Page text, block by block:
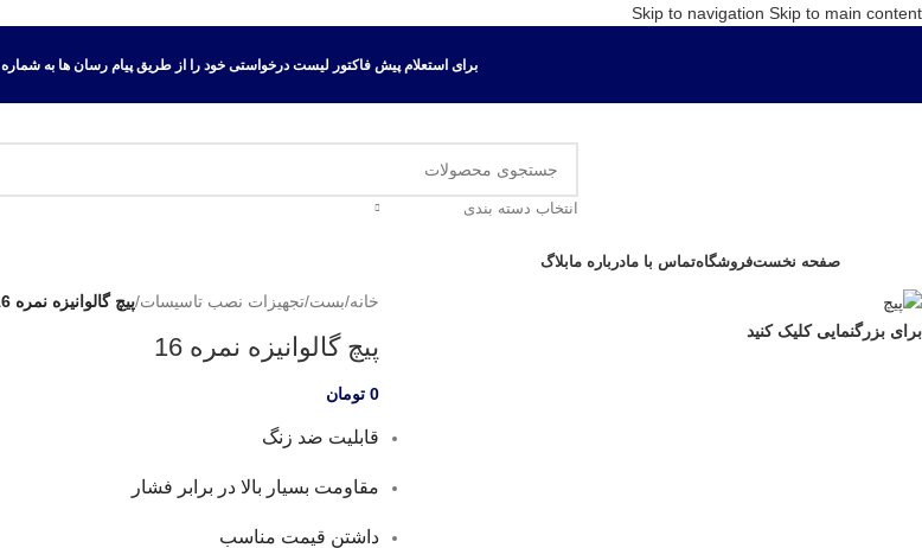
Skip to navigation Skip to main content
برای استعلام پیش فاکتور لیست درخواستی خود را از طریق پیام رسان ها به شماره ۰۹۰۲۴۱۱۱۹۳۰ ارسال نمایید.
انتخاب دسته بندی
صفحه نخستفروشگاهتماس با مادرباره مابلاگ
برای بزرگنمایی کلیک کنید
خانه/بست/تجهیزات نصب تاسیسات/پیچ گالوانیزه نمره 16
پیچ گالوانیزه نمره 16
0 تومان
قابلیت ضد زنگ
مقاومت بسیار بالا در برابر فشار
داشتن قیمت مناسب